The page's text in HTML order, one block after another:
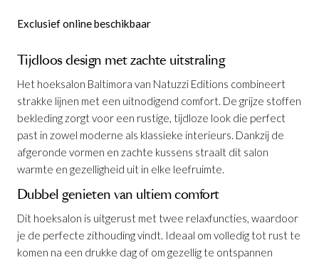
Exclusief online beschikbaar
Tijdloos design met zachte uitstraling
Het hoeksalon Baltimora van Natuzzi Editions combineert
strakke lijnen met een uitnodigend comfort. De grijze stoffen
bekleding zorgt voor een rustige, tijdloze look die perfect
past in zowel moderne als klassieke interieurs. Dankzij de
afgeronde vormen en zachte kussens straalt dit salon
warmte en gezelligheid uit in elke leefruimte.
Dubbel genieten van ultiem comfort
Dit hoeksalon is uitgerust met twee relaxfuncties, waardoor
je de perfecte zithouding vindt. Ideaal om volledig tot rust te
komen na een drukke dag of om gezellig te ontspannen